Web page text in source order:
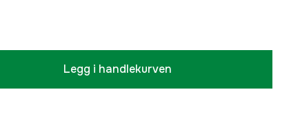
Legg i handlekurven